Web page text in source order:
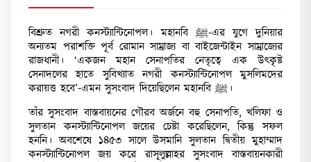
বিশ্রুত নগরী কনস্ট্যান্টিনোপল। মহানবি ﷺ-এর যুগে দুনিয়ার
অন্যতম পরাশক্তি পূর্ব রোমান সাম্রাজ্য বা বাইজেন্টাইন সাম্রাজ্যের
রাজধানী। ‘একজন মহান সেনাপতির নেতৃত্বে এক উৎকৃষ্ট
সেনাদলের হাতে সুবিখ্যাত নগরী কনস্ট্যান্টিনোপল মুসলিমদের
করায়ত্ত হবে’-এমন সুসংবাদ দিয়েছিলেন মহানবি ﷺ।
তাঁর সুসংবাদ বাস্তবায়নের গৌরব অর্জনে বহু সেনাপতি, খলিফা ও
সুলতান কনস্ট্যান্টিনোপল জয়ের চেষ্টা করেছিলেন, কিন্তু সফল
হননি। অবশেষে ১৪৫৩ সালে উসমানি সুলতান দ্বিতীয় মুহাম্মাদ
কনস্ট্যান্টিনোপল জয় করে রাসূলুল্লাহর সুসংবাদ বাস্তবায়নকারী